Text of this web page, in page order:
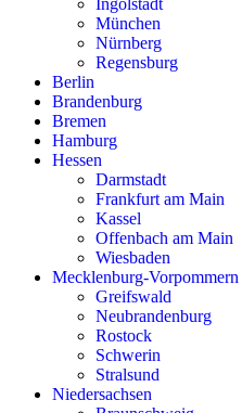
Ingolstadt
München
Nürnberg
Regensburg
Berlin
Brandenburg
Bremen
Hamburg
Hessen
Darmstadt
Frankfurt am Main
Kassel
Offenbach am Main
Wiesbaden
Mecklenburg-Vorpommern
Greifswald
Neubrandenburg
Rostock
Schwerin
Stralsund
Niedersachsen